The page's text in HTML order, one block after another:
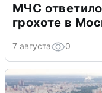
МЧС
грохоте в
7 августа 0